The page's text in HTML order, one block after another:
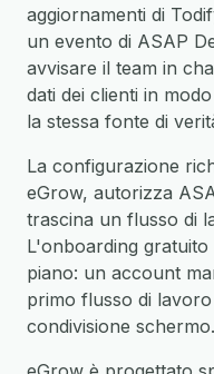
aggiornamenti di
un evento di ASAP
avvisare il team in
dati dei clienti in
la stessa fonte di
La configurazione
eGrow, autorizza
trascina un flusso di
L'onboarding
piano: un account
primo flusso di
condivisione schermo.